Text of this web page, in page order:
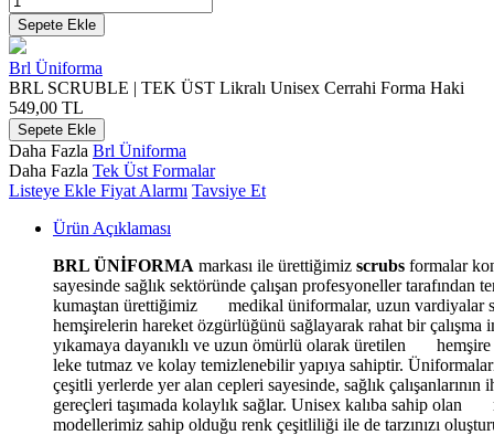
Sepete Ekle
Brl Üniforma
BRL SCRUBLE | TEK ÜST Likralı Unisex Cerrahi Forma Haki
549,00 TL
Sepete Ekle
Daha Fazla Brl Üniforma
Daha Fazla Tek Üst Formalar
Listeye Ekle Fiyat Alarmı Tavsiye Et
Ürün Açıklaması
BRL ÜNİFORMA markası ile ürettiğimiz scrubs formalar
sayesinde sağlık sektöründe çalışan profesyoneller tarafından
kumaştan ürettiğimiz medikal üniformalar, uzun vardiyalar
hemşirelerin hareket özgürlüğünü sağlayarak rahat bir çalışma
yıkamaya dayanıklı ve uzun ömürlü olarak üretilen hemşire
leke tutmaz ve kolay temizlenebilir yapıya sahiptir.
çeşitli yerlerde yer alan cepleri sayesinde, sağlık çalışanlarının
gereçleri taşımada kolaylık sağlar. Unisex kalıba sahip
modellerimiz sahip olduğu renk çeşitliliği ile de tarzınızı